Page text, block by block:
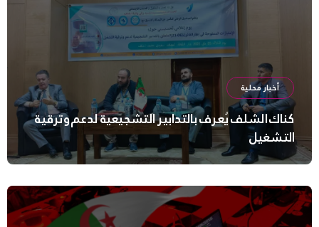
أخبار محلية
كناك الشلف يُعرف بالتدابير التشجيعية لدعم وترقية
التشغيل